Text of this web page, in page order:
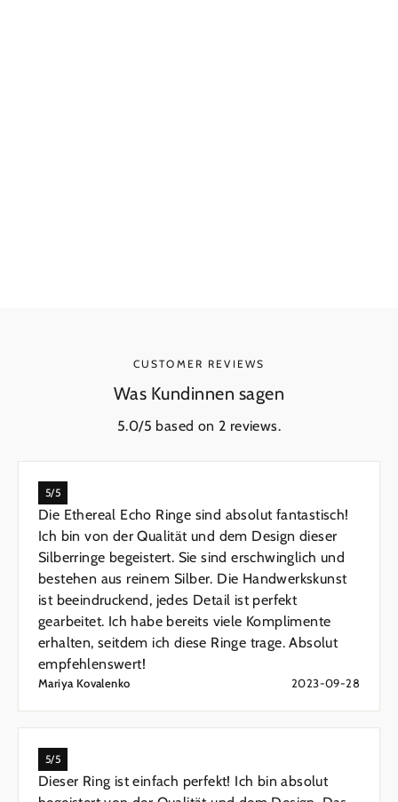
CUSTOMER REVIEWS
Was Kundinnen sagen
5.0/5 based on 2 reviews.
5/5
Die Ethereal Echo Ringe sind absolut fantastisch!
Ich bin von der Qualität und dem Design dieser
Silberringe begeistert. Sie sind erschwinglich und
bestehen aus reinem Silber. Die Handwerkskunst
ist beeindruckend, jedes Detail ist perfekt
gearbeitet. Ich habe bereits viele Komplimente
erhalten, seitdem ich diese Ringe trage. Absolut
empfehlenswert!
Mariya Kovalenko 2023-09-28
5/5
Dieser Ring ist einfach perfekt! Ich bin absolut